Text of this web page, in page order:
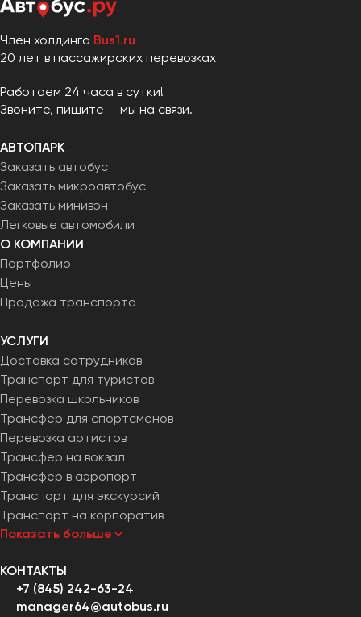
Член холдинга Bus1.ru
20 лет в пассажирских перевозках
Работаем 24 часа в сутки!
Звоните, пишите — мы на связи.
АВТОПАРК
Заказать автобус
Заказать микроавтобус
Заказать минивэн
Легковые автомобили
О КОМПАНИИ
Портфолио
Цены
Продажа транспорта
УСЛУГИ
Доставка сотрудников
Транспорт для туристов
Перевозка школьников
Трансфер для спортсменов
Перевозка артистов
Трансфер на вокзал
Трансфер в аэропорт
Транспорт для экскурсий
Транспорт на корпоратив
Показать больше
КОНТАКТЫ
+7 (845) 242-63-24
manager64@autobus.ru
Ялта
Ярославль